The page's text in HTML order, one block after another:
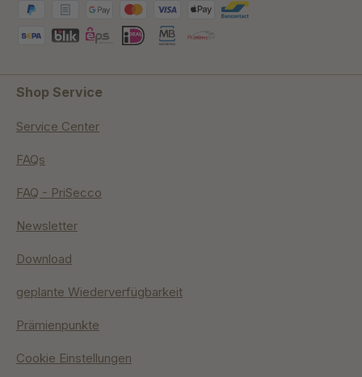
Shop Service
Service Center
FAQs
FAQ - PriSecco
Newsletter
Download
geplante Wiederverfügbarkeit
Prämienpunkte
Cookie Einstellungen